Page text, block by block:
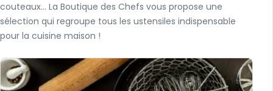
couteaux... La Boutique des Chefs vous propose une
sélection qui regroupe tous les ustensiles indispensable
pour la cuisine maison !